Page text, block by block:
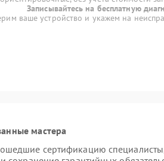
Записывайтесь на бесплатную
ваше устройство и укажем на
мастера
сертификацию